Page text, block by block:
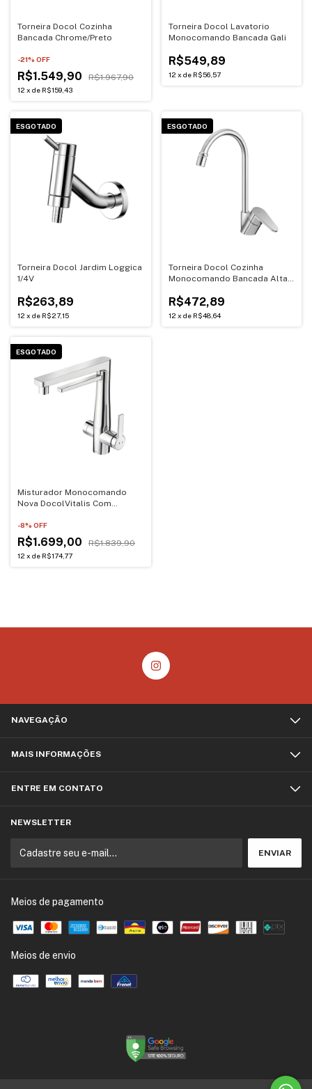
Torneira Docol Cozinha
Bancada Chrome/Preto
-21% OFF
R$1.549,90 R$1.967,90
12 x de R$159,43
Torneira Docol Lavatorio
Monocomando Bancada Gali
R$549,89
12 x de R$56,57
ESGOTADO
Torneira Docol Jardim Loggica
1/4V
R$263,89
12 x de R$27,15
ESGOTADO
Torneira Docol Cozinha
Monocomando Bancada Alta
R$472,89
12 x de R$48,64
ESGOTADO
Misturador Monocomando
Nova DocolVitalis Com
-8% OFF
R$1.699,00 R$1.839,90
12 x de R$174,77
NAVEGAÇÃO
MAIS INFORMAÇÕES
ENTRE EM CONTATO
NEWSLETTER
Meios de pagamento
Meios de envio